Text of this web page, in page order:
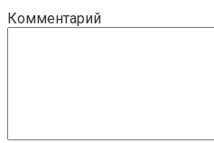
Комментарий